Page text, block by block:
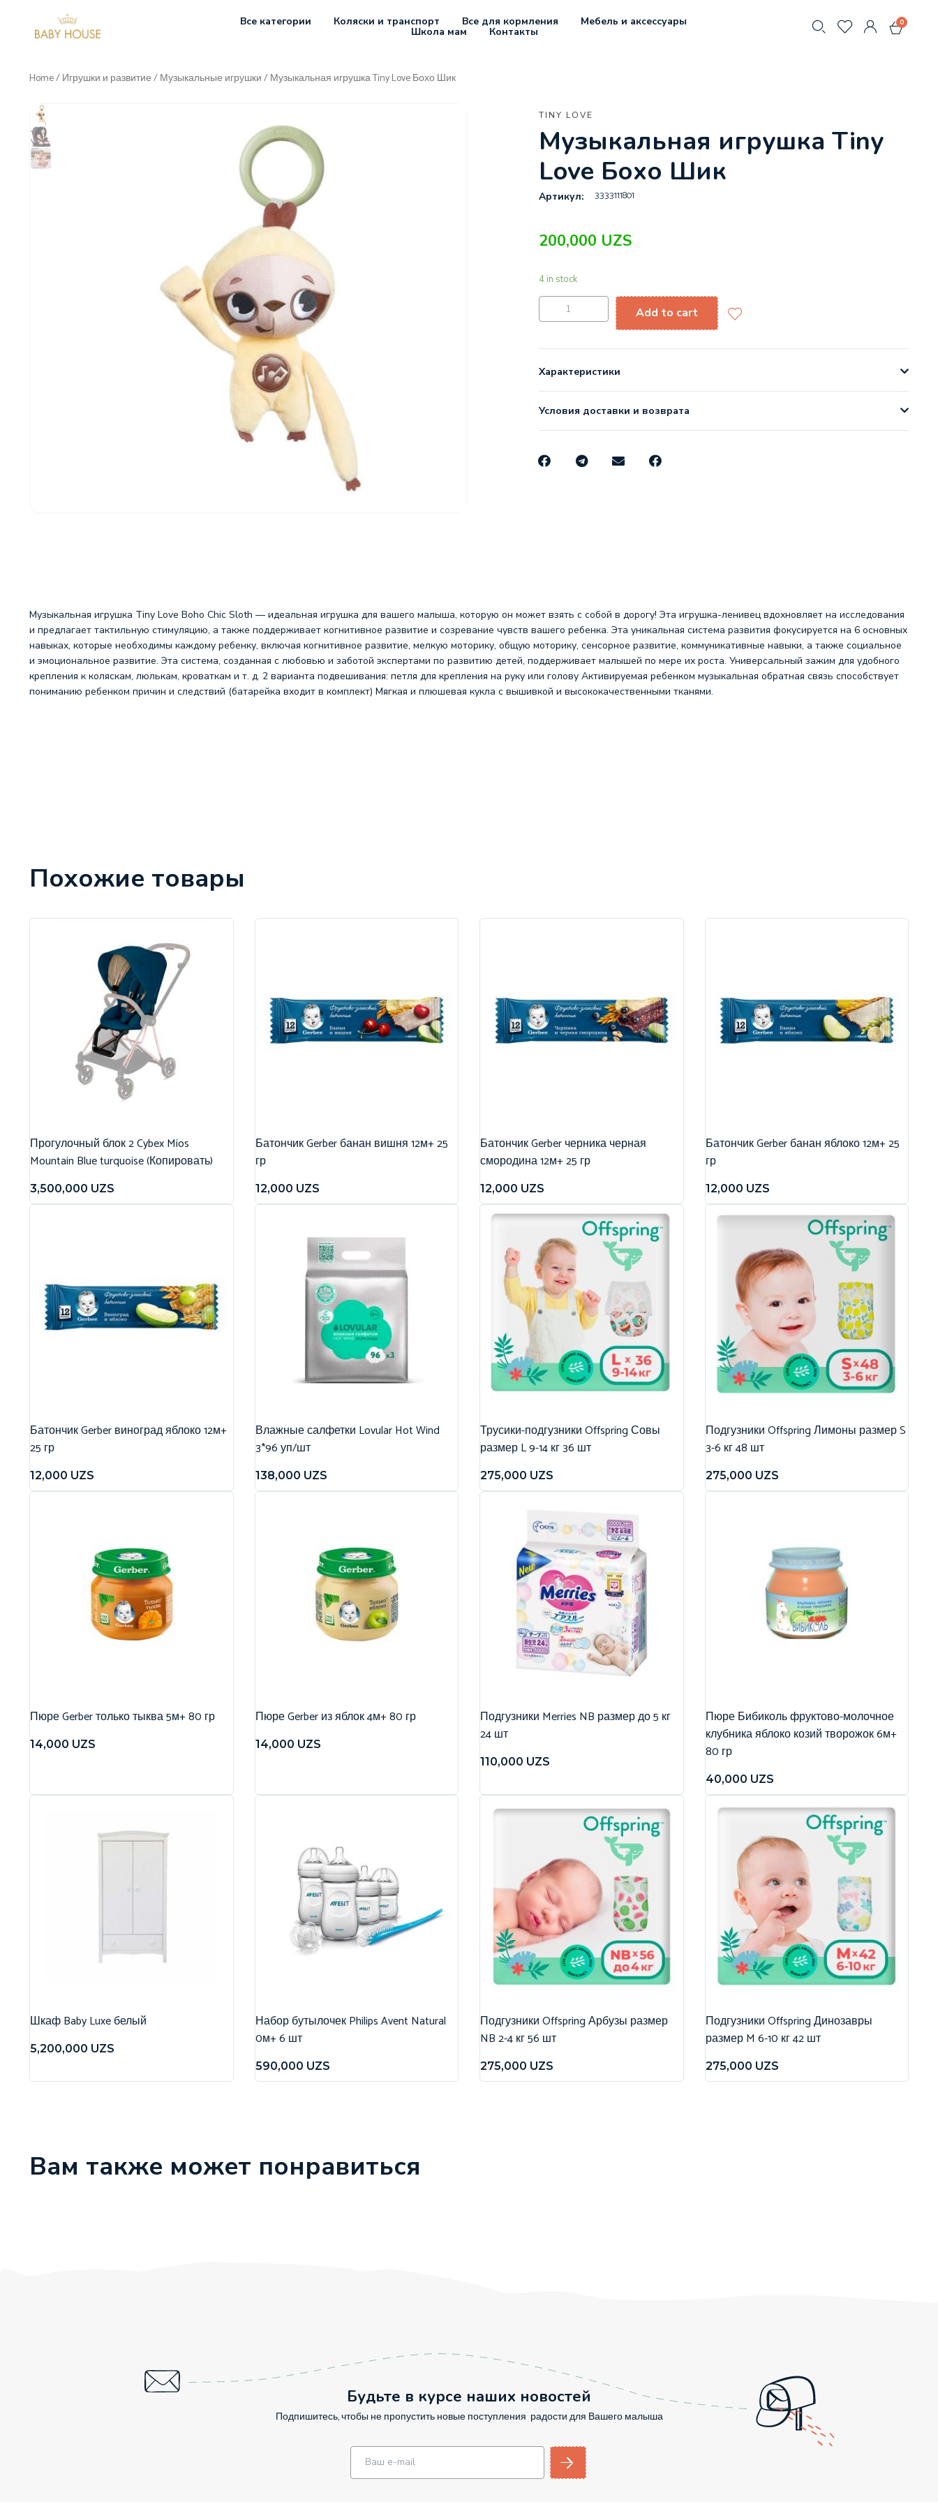
Все категории Коляски и транспорт Все для кормления Мебель и аксессуары
Школа мам Контакты
0
Home/Игрушки и развитие/Музыкальные игрушки/ Музыкальная игрушка Tiny Love Бохо Шик
TINY LOVE
Музыкальная игрушка Tiny
Love Бохо Шик
Артикул: 3333111801
200,000 UZS
4 in stock
Add to cart
Характеристики
Условия доставки и возврата
Музыкальная игрушка Tiny Love Boho Chic Sloth — идеальная игрушка для вашего малыша, которую он может взять с собой в дорогу! Эта игрушка-ленивец вдохновляет на исследования
и предлагает тактильную стимуляцию, а также поддерживает когнитивное развитие и созревание чувств вашего ребенка. Эта уникальная система развития фокусируется на 6 основных
навыках, которые необходимы каждому ребенку, включая когнитивное развитие, мелкую моторику, общую моторику, сенсорное развитие, коммуникативные навыки, а также социальное
и эмоциональное развитие. Эта система, созданная с любовью и заботой экспертами по развитию детей, поддерживает малышей по мере их роста. Универсальный зажим для удобного
крепления к коляскам, люлькам, кроваткам и т. д. 2 варианта подвешивания: петля для крепления на руку или голову Активируемая ребенком музыкальная обратная связь способствует
пониманию ребенком причин и следствий (батарейка входит в комплект) Мягкая и плюшевая кукла с вышивкой и высококачественными тканями.
Похожие товары
Прогулочный блок 2 Cybex Mios
Mountain Blue turquoise (Копировать)
3,500,000 UZS
Батончик Gerber банан вишня 12м+ 25
гр
12,000 UZS
Батончик Gerber черника черная
смородина 12м+ 25 гр
12,000 UZS
Батончик Gerber банан яблоко 12м+ 25
гр
12,000 UZS
Батончик Gerber виноград яблоко 12м+
25 гр
12,000 UZS
Влажные салфетки Lovular Hot Wind
3*96 уп/шт
138,000 UZS
Трусики-подгузники Offspring Совы
размер L 9-14 кг 36 шт
275,000 UZS
Подгузники Offspring Лимоны размер S
3-6 кг 48 шт
275,000 UZS
Пюре Gerber только тыква 5м+ 80 гр
14,000 UZS
Пюре Gerber из яблок 4м+ 80 гр
14,000 UZS
Подгузники Merries NB размер до 5 кг
24 шт
110,000 UZS
Пюре Бибиколь фруктово-молочное
клубника яблоко козий творожок 6м+
80 гр
40,000 UZS
Шкаф Baby Luxe белый
5,200,000 UZS
Набор бутылочек Philips Avent Natural
0м+ 6 шт
590,000 UZS
Подгузники Offspring Арбузы размер
NB 2-4 кг 56 шт
275,000 UZS
Подгузники Offspring Динозавры
размер M 6-10 кг 42 шт
275,000 UZS
Вам также может понравиться
Будьте в курсе наших новостей
Подпишитесь, чтобы не пропустить новые поступления радости для Вашего малыша